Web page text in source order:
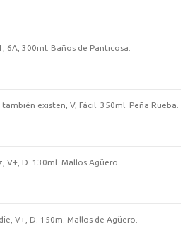
6A, 300ml. Baños de Panticosa.
existen, V, Fácil. 350ml. Peña Rueba.
V+, D. 130ml. Mallos Agüero.
V+, D. 150m. Mallos de Agüero.